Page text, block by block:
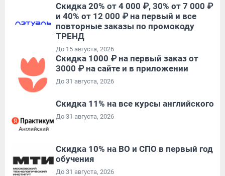
Скидка 20% от 4 000 ₽, 30% от 7 000 ₽
и 40% от 12 000 ₽ на первый и все
повторные заказы по промокоду
ТРЕНД
До 15 августа, 2026
Скидка 1000 ₽ на первый заказ от
3000 ₽ на сайте и в приложении
До 31 августа, 2026
Скидка 11% на все курсы английского
До 31 августа, 2026
Скидка 10% на ВО и СПО в первый год
обучения
До 31 августа, 2026